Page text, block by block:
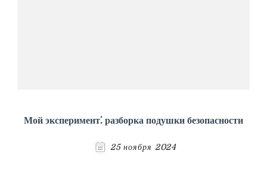
Мой эксперимент⁚ разборка подушки безопасности
25 ноября 2024